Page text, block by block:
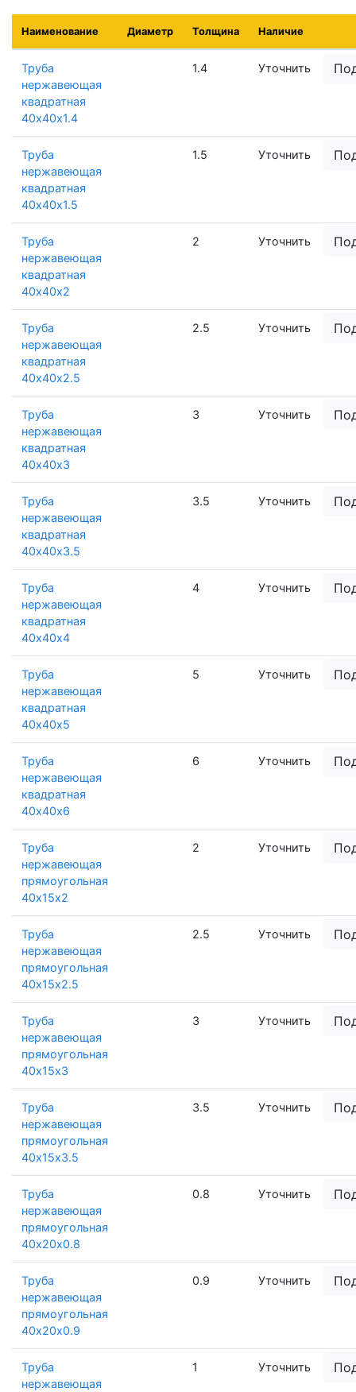
Наименование Диаметр Толщина Наличие
Труба
нержавеющая
квадратная
40х40х1.4
1.4 Уточнить
Труба
нержавеющая
квадратная
40х40х1.5
1.5 Уточнить
Труба
нержавеющая
квадратная
40х40х2
2 Уточнить
Труба
нержавеющая
квадратная
40х40х2.5
2.5 Уточнить
Труба
нержавеющая
квадратная
40х40х3
3 Уточнить
Труба
нержавеющая
квадратная
40х40х3.5
3.5 Уточнить
Труба
нержавеющая
квадратная
40х40х4
4 Уточнить
Труба
нержавеющая
квадратная
40х40х5
5 Уточнить
Труба
нержавеющая
квадратная
40х40х6
6 Уточнить
Труба
нержавеющая
прямоугольная
40х15х2
2 Уточнить
Труба
нержавеющая
прямоугольная
40х15х2.5
2.5 Уточнить
Труба
нержавеющая
прямоугольная
40х15х3
3 Уточнить
Труба
нержавеющая
прямоугольная
40х15х3.5
3.5 Уточнить
Труба
нержавеющая
прямоугольная
40х20х0.8
0.8 Уточнить
Труба
нержавеющая
прямоугольная
40х20х0.9
0.9 Уточнить
Труба
нержавеющая
1 Уточнить